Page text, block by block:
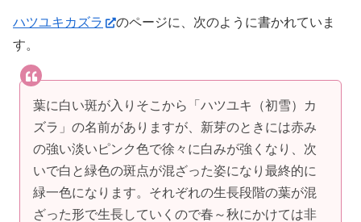
ハツユキカズラ
のページに、次のように書かれていま
す。
葉に白い斑が入りそこから「ハツユキ（初雪）カ
ズラ」の名前がありますが、新芽のときには赤み
の強い淡いピンク色で徐々に白みが強くなり、次
いで白と緑色の斑点が混ざった姿になり最終的に
緑一色になります。それぞれの生長段階の葉が混
ざった形で生長していくので春～秋にかけては非